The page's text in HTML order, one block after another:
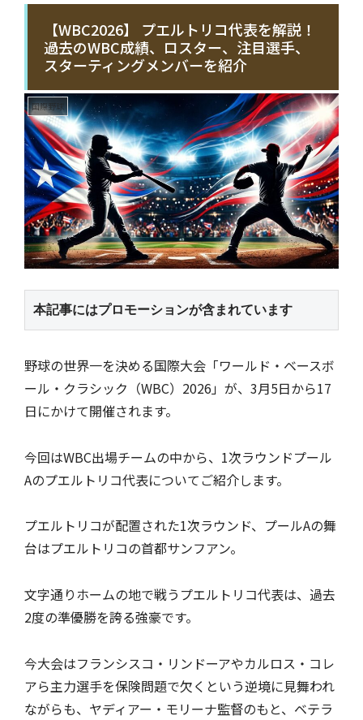
【WBC2026】 プエルトリコ代表を解説！
過去のWBC成績、ロスター、注目選手、
スターティングメンバーを紹介
国際野球
本記事にはプロモーションが含まれています
野球の世界一を決める国際大会「ワールド・ベースボ
ール・クラシック（WBC）2026」が、3月5日から17
日にかけて開催されます。
今回はWBC出場チームの中から、1次ラウンドプール
Aのプエルトリコ代表についてご紹介します。
プエルトリコが配置された1次ラウンド、プールAの舞
台はプエルトリコの首都サンフアン。
文字通りホームの地で戦うプエルトリコ代表は、過去
2度の準優勝を誇る強豪です。
今大会はフランシスコ・リンドーアやカルロス・コレ
アら主力選手を保険問題で欠くという逆境に見舞われ
ながらも、ヤディアー・モリーナ監督のもと、ベテラ